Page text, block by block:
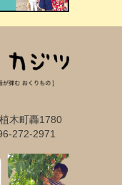
木町轟1780
272-2971